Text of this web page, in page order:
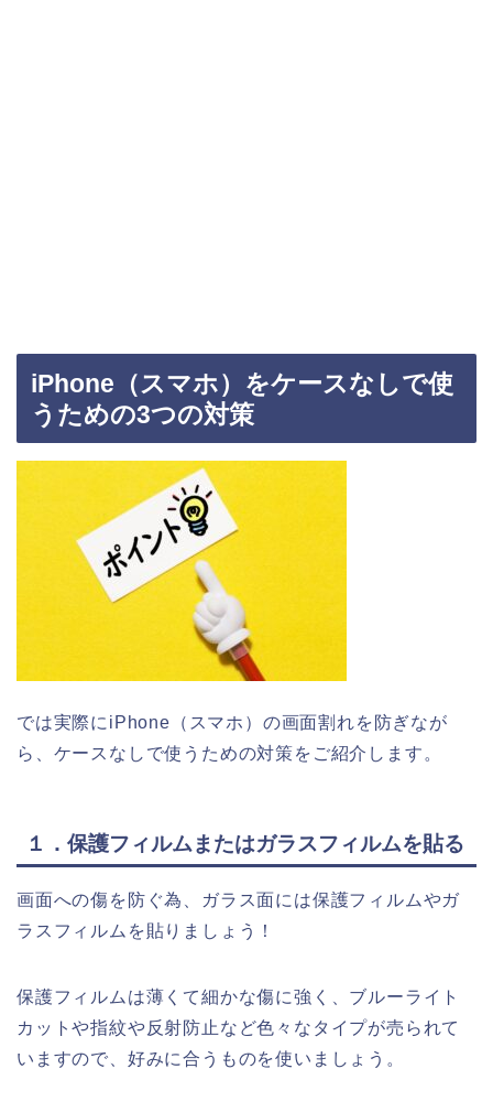
iPhone（スマホ）をケースなしで使
うための3つの対策
では実際にiPhone（スマホ）の画面割れを防ぎなが
ら、ケースなしで使うための対策をご紹介します。
１．保護フィルムまたはガラスフィルムを貼る
画面への傷を防ぐ為、ガラス面には保護フィルムやガ
ラスフィルムを貼りましょう！
保護フィルムは薄くて細かな傷に強く、ブルーライト
カットや指紋や反射防止など色々なタイプが売られて
いますので、好みに合うものを使いましょう。